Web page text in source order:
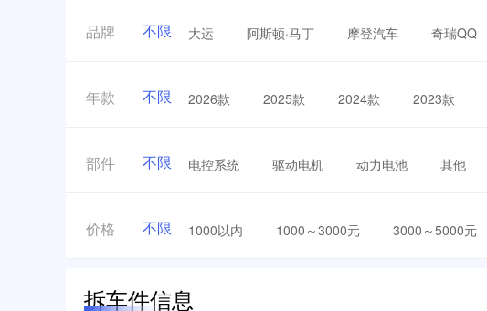
品牌 不限 大运 阿斯顿·马丁 摩登汽车 奇瑞QQ
年款 不限 2026款 2025款 2024款 2023款
部件 不限 电控系统 驱动电机 动力电池 其他
价格 不限 1000以内 1000～3000元 3000～5000元
拆车件信息